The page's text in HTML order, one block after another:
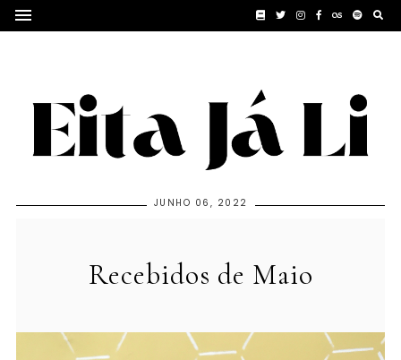
JUNHO 06, 2022
Recebidos de Maio